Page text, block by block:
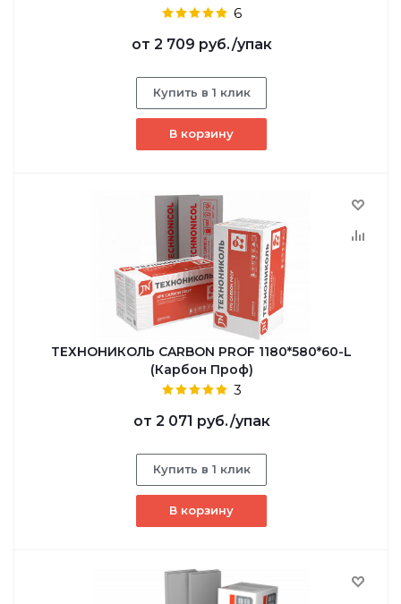
6
от 2 709 руб./упак
Купить в 1 клик
В корзину
ТЕХНОНИКОЛЬ CARBON PROF 1180*580*60-L
(Карбон Проф)
3
от 2 071 руб./упак
Купить в 1 клик
В корзину